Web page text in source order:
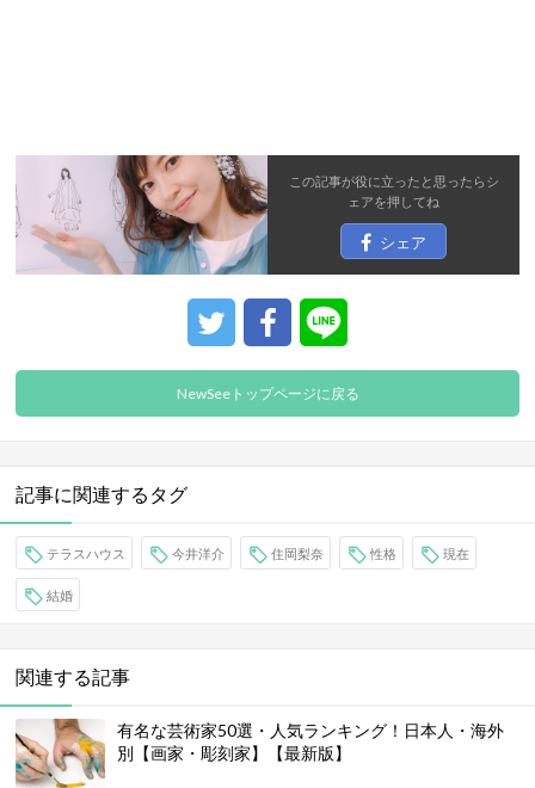
この記事が役に立ったと思ったらシ
ェアを押してね
シェア
NewSeeトップページに戻る
記事に関連するタグ
テラスハウス 今井洋介 住岡梨奈 性格 現在
結婚
関連する記事
有名な芸術家50選・人気ランキング！日本人・海外
別【画家・彫刻家】【最新版】